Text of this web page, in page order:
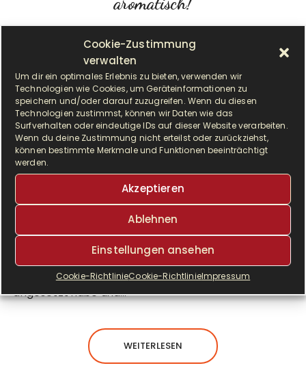
Cookie-Zustimmung
verwalten
Um dir ein optimales Erlebnis zu bieten, verwenden wir
Technologien wie Cookies, um Geräteinformationen zu
speichern und/oder darauf zuzugreifen. Wenn du diesen
Technologien zustimmst, können wir Daten wie das
Surfverhalten oder eindeutige IDs auf dieser Website verarbeiten.
Wenn du deine Zustimmung nicht erteilst oder zurückziehst,
können bestimmte Merkmale und Funktionen beeinträchtigt
werden.
Akzeptieren
Ablehnen
Einstellungen ansehen
Cookie-RichtlinieCookie-RichtlinieImpressum
A
uf ein luftiges, fluffiges Weißbrot habe ich
mich genauso gefreut wie über
Roggenbrote, als ich den Sauerteig
angesetzt habe und…
WEITERLESEN